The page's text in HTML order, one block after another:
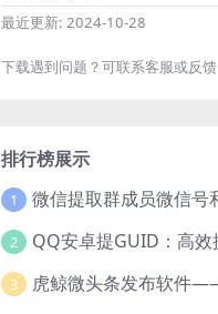
最近更新: 2024-10-28
下载遇到问题？可联系客服或反馈
排行榜展示
1
2
3